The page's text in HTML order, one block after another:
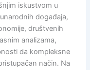
iskustvom u
događaja,
društvenih
analizama,
da kompleksne
način. Na